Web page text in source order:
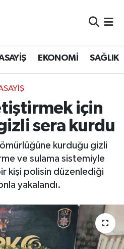
EKONOMİ SAĞLIK
için
sera kurdu
kurduğu gizli
ve sulama sistemiyle
kişi polisin düzenlediği
yakalandı.
ve Fikstür